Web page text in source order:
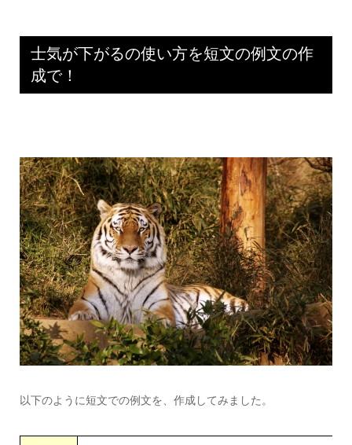
士気が下がるの使い方を短文の例文の作
成で！
以下のように短文での例文を、作成してみました。